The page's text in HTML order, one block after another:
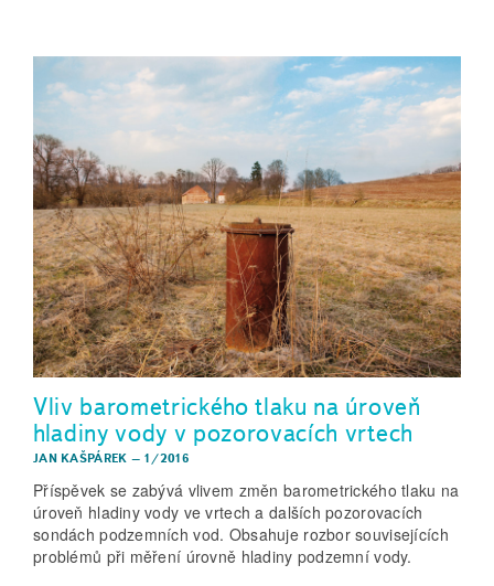
Vliv barometrického tlaku na úroveň
hladiny vody v pozorovacích vrtech
JAN KAŠPÁREK – 1/2016
Příspěvek se zabývá vlivem změn barometrického tlaku na
úroveň hladiny vody ve vrtech a dalších pozorovacích
sondách podzemních vod. Obsahuje rozbor souvisejících
problémů při měření úrovně hladiny podzemní vody.